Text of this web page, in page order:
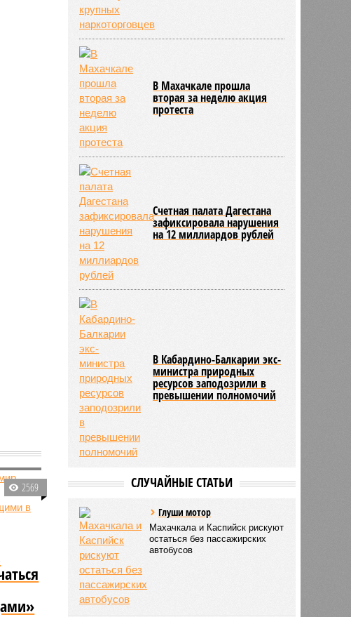
2569
В Махачкале прошла
вторая за неделю акция
протеста
Счетная палата Дагестана
зафиксировала нарушения
на 12 миллиардов рублей
В Кабардино-Балкарии экс-
министра природных
ресурсов заподозрили в
превышении полномочий
СЛУЧАЙНЫЕ СТАТЬИ
Глуши мотор
Махачкала и Каспийск рискуют
остаться без пассажирских
автобусов